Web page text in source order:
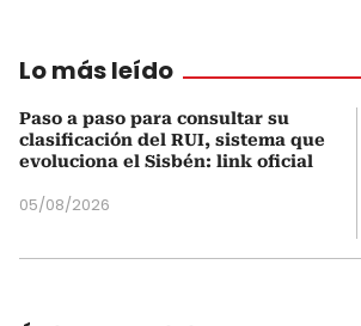
Lo más leído
Paso a paso para consultar su
clasificación del RUI, sistema que
evoluciona el Sisbén: link oficial
05/08/2026